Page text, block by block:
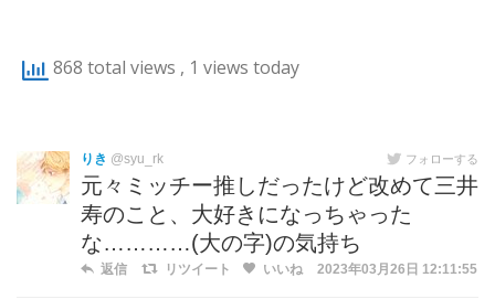
868 total views , 1 views today
りき @syu_rk フォローする
元々ミッチー推しだったけど改めて三井
寿のこと、大好きになっちゃった
な…………(大の字)の気持ち
返信 リツイート いいね 2023年03月26日 12:11:55